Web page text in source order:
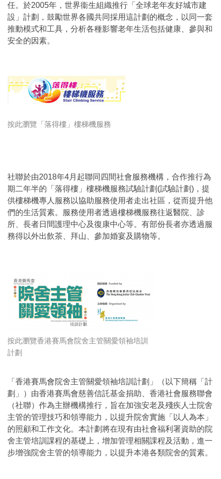
任。於2005年，世界衞生組織推行「全球老年友好城市建
設」計劃，鼓勵世界各國共同採用這計劃的概念，以同一套
推動模式和工具，分析各種影響老年生活包括健康、參與和
安全的因素。
按此瀏覽「落得樓」樓梯機服務
社聯於由2018年4月起聯同四間社會服務機構，合作推行為
期二年半的「落得樓」樓梯機服務試驗計劃(試驗計劃)，提
供樓梯機專人服務以協助服務使用者走出社區，從而提升他
們的生活質素。服務使用者透過樓梯機服務往返醫院、診
所、長者日間護理中心及復康中心等。有部份長者亦透過服
務得以外出飲茶、拜山、參加婚宴及購物等。
按此瀏覽香港賽馬會院舍主管關愛領袖培訓
計劃
「香港賽馬會院舍主管關愛領袖培訓計劃」（以下簡稱「計
劃」）由香港賽馬會慈善信託基金捐助、香港社會服務聯會
（社聯）作為主辦機構推行，旨在加強安老及殘疾人士院舍
主管的管理技巧和領導能力，以提升院舍實施「以人為本」
的照顧和工作文化。本計劃將在現有由社會福利署資助的院
舍主管培訓課程的基礎上，增加管理相關課程及活動，進一
步增強院舍主管的領導能力，以提升本港各類院舍的質素。